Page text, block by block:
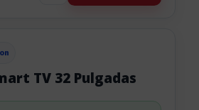
TV 32 Pulgadas